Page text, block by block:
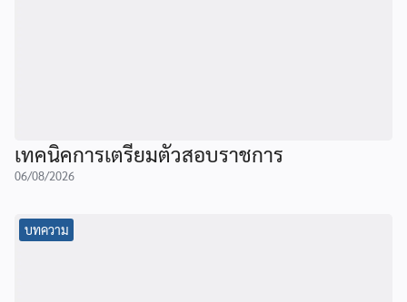
เทคนิคการเตรียมตัวสอบราชการ
06/08/2026
บทความ